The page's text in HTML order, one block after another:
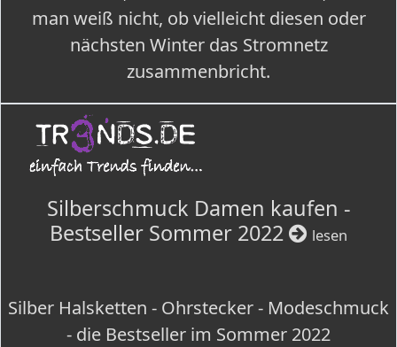
man weiß nicht, ob vielleicht diesen oder
nächsten Winter das Stromnetz
zusammenbricht.
Silberschmuck Damen kaufen -
Bestseller Sommer 2022
lesen
Silber Halsketten - Ohrstecker - Modeschmuck
- die Bestseller im Sommer 2022